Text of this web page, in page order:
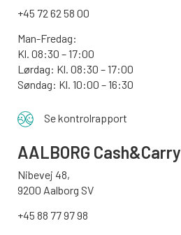
+45 72 62 58 00
Man-Fredag:
Kl. 08:30 – 17:00
Lørdag: Kl. 08:30 – 17:00
Søndag: Kl. 10:00 – 16:30
Se kontrolrapport
AALBORG Cash&Carry
Nibevej 48,
9200 Aalborg SV
+45 88 77 97 98